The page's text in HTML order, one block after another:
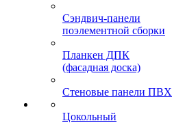
Сэндвич-панели
поэлементной сборки
Планкен ДПК
(фасадная доска)
Стеновые панели ПВХ
Цокольный